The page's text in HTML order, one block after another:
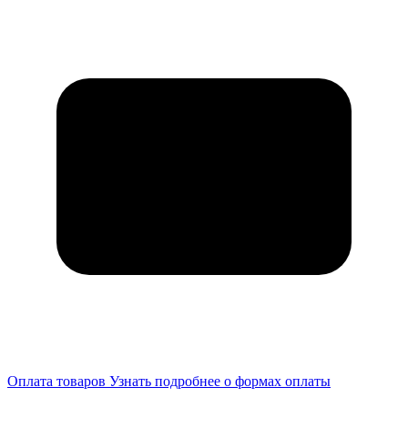
Оплата товаров Узнать подробнее о формах оплаты